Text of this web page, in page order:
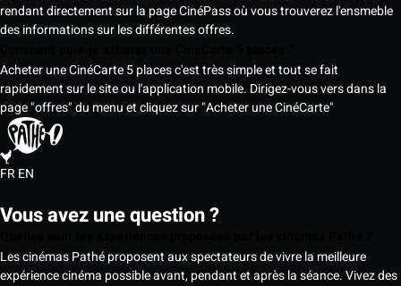
rendant directement sur la page CinéPass où vous trouverez l'ensmeble
des informations sur les différentes offres.
Acheter une CinéCarte 5 places c'est très simple et tout se fait
rapidement sur le site ou l'application mobile. Dirigez-vous vers dans la
page "offres" du menu et cliquez sur "Acheter une CinéCarte"
FREN
Vous avez une question ?
Les cinémas Pathé proposent aux spectateurs de vivre la meilleure
expérience cinéma possible avant, pendant et après la séance. Vivez des